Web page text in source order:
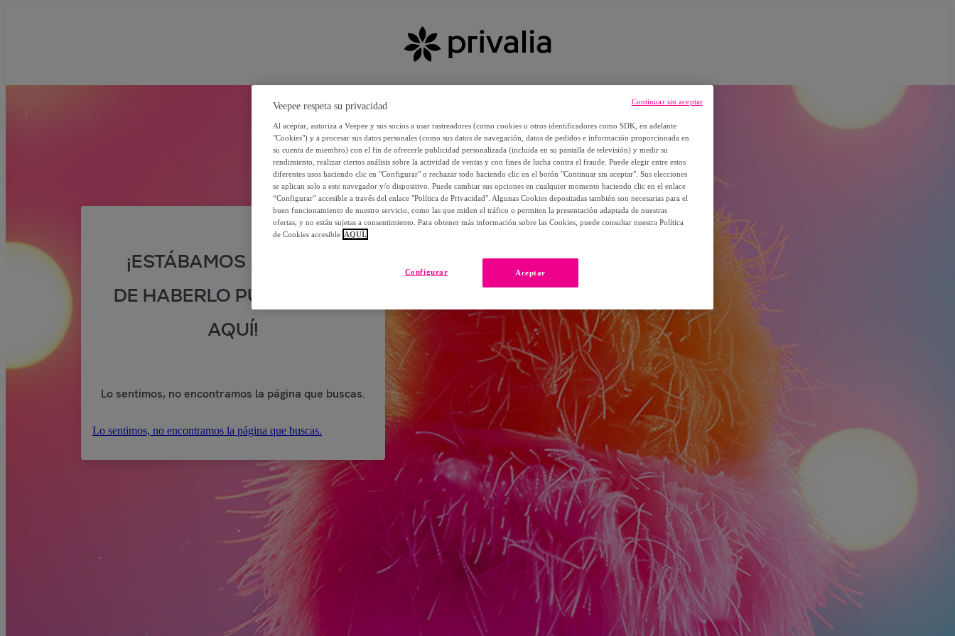
¡ESTÁBAMOS SEGUROS
DE HABERLO PUESTO POR
AQUÍ!
Lo sentimos, no encontramos la página que buscas.
Lo sentimos, no encontramos la página que buscas.
Veepee respeta su privacidad
Al aceptar, autoriza a Veepee y sus socios a usar rastreadores (como cookies u otros identificadores como SDK, en adelante
"Cookies") y a procesar sus datos personales (como sus datos de navegación, datos de pedidos e información proporcionada en
su cuenta de miembro) con el fin de ofrecerle publicidad personalizada (incluida en su pantalla de televisión) y medir su
rendimiento, realizar ciertos análisis sobre la actividad de ventas y con fines de lucha contra el fraude. Puede elegir entre estos
diferentes usos haciendo clic en "Configurar" o rechazar todo haciendo clic en el botón "Continuar sin aceptar". Sus elecciones
se aplican solo a este navegador y/o dispositivo. Puede cambiar sus opciones en cualquier momento haciendo clic en el enlace
“Configurar” accesible a través del enlace "Política de Privacidad". Algunas Cookies depositadas también son necesarias para el
buen funcionamiento de nuestro servicio, como las que miden el tráfico o permiten la presentación adaptada de nuestras
ofertas, y no están sujetas a consentimiento. Para obtener más información sobre las Cookies, puede consultar nuestra Política
de Cookies accesible AQUÍ.
Aceptar
Configurar
Continuar sin aceptar